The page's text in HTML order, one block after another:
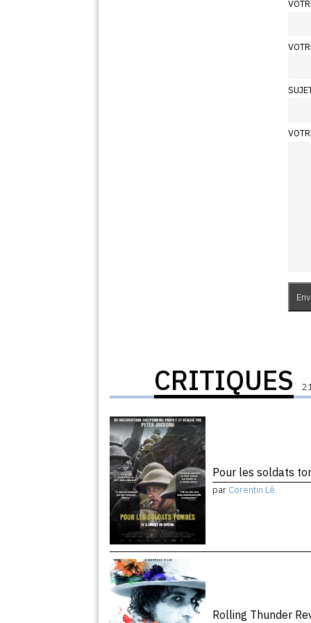
CRITIQUES
Pour les soldats
par Corentin Lê
Rolling Thunder